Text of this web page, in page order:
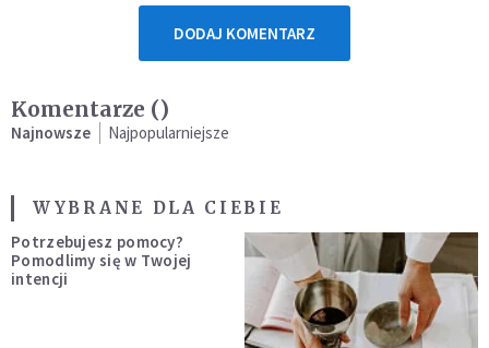
DODAJ KOMENTARZ
Komentarze ()
Najnowsze Najpopularniejsze
WYBRANE DLA CIEBIE
Potrzebujesz pomocy?
Pomodlimy się w Twojej
intencji